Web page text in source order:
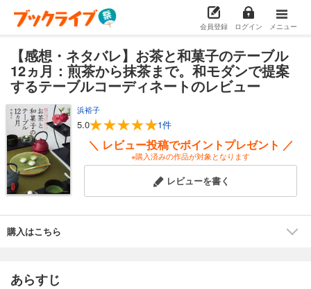
会員登録 ログイン メニュー
【感想・ネタバレ】お茶と和菓子のテーブル
12ヵ月：煎茶から抹茶まで。和モダンで提案
するテーブルコーディネートのレビュー
浜裕子
5.0 1件
＼ レビュー投稿でポイントプレゼント ／
※購入済みの作品が対象となります
レビューを書く
購入はこちら
あらすじ